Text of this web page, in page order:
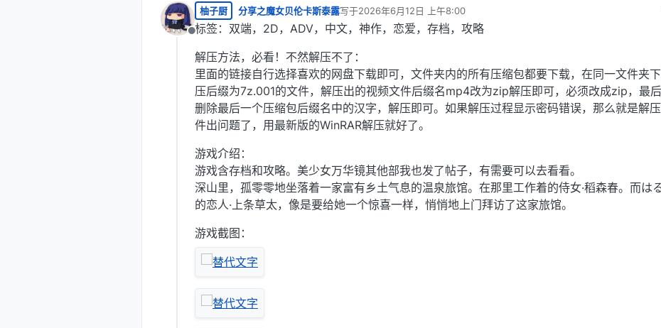
离线
柚子厨 分享之魔女贝伦卡斯泰露写于2026年6月12日 上午8:00
最后由 编辑
标签：双端，2D，ADV，中文，神作，恋爱，存档，攻略
解压方法，必看！不然解压不了：
里面的链接自行选择喜欢的网盘下载即可，文件夹内的所有压缩包都要下载，在同一文件夹
压后缀为7z.001的文件，解压出的视频文件后缀名mp4改为zip解压即可，必须改成zip，最
删除最后一个压缩包后缀名中的汉字，解压即可。如果解压过程显示密码错误，那么就是解
件出问题了，用最新版的WinRAR解压就好了。
游戏介绍：
游戏含存档和攻略。美少女万华镜其他部我也发了帖子，有需要可以去看看。
深山里，孤零零地坐落着一家富有乡土气息的温泉旅馆。在那里工作着的侍女·稻森春。而は
的恋人·上条草太，像是要给她一个惊喜一样，悄悄地上门拜访了这家旅馆。
游戏截图：